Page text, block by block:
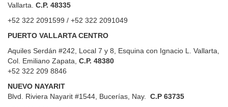
Vallarta. C.P. 48335
+52 322 2091599 / +52 322 2091049
PUERTO VALLARTA CENTRO
Aquiles Serdán #242, Local 7 y 8, Esquina con Ignacio L. Vallarta,
Col. Emiliano Zapata, C.P. 48380
+52 322 209 8846
NUEVO NAYARIT
Blvd. Riviera Nayarit #1544, Bucerías, Nay. C.P 63735